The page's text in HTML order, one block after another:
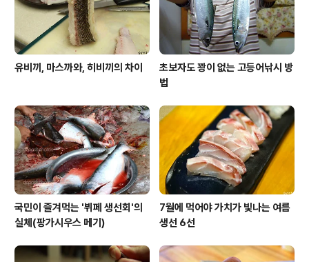
유비끼, 마스까와, 히비끼의 차이
초보자도 꽝이 없는 고등어낚시 방
법
국민이 즐겨먹는 '뷔페 생선회'의
실체(팡가시우스 메기)
7월에 먹어야 가치가 빛나는 여름
생선 6선